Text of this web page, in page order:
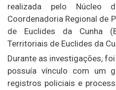
realizada pelo Núcleo
Coordenadoria Regional de
de Euclides da Cunha
Territoriais de Euclides da
Durante as investigações,
possuía vínculo com um
registros policiais e